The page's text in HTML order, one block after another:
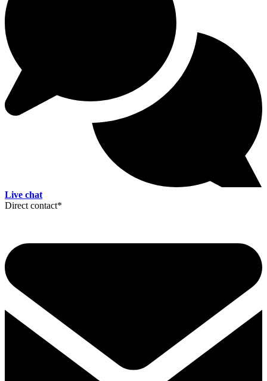
Live chat
Direct contact*